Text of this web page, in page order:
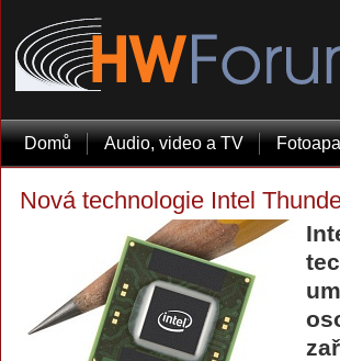
Domů Audio, video a TV
Nová technologie Intel